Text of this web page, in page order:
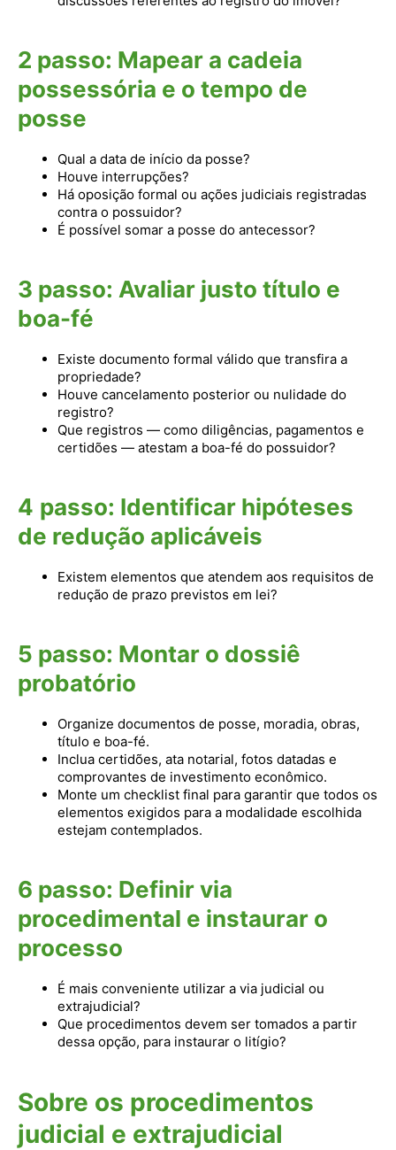
2 passo: Mapear a cadeia
possessória e o tempo de
posse
Qual a data de início da posse?
Houve interrupções?
Há oposição formal ou ações judiciais registradas
contra o possuidor?
É possível somar a posse do antecessor?
3 passo: Avaliar justo título e
boa-fé
Existe documento formal válido que transfira a
propriedade?
Houve cancelamento posterior ou nulidade do
registro?
Que registros — como diligências, pagamentos e
certidões — atestam a boa-fé do possuidor?
4 passo: Identificar hipóteses
de redução aplicáveis
Existem elementos que atendem aos requisitos de
redução de prazo previstos em lei?
5 passo: Montar o dossiê
probatório
Organize documentos de posse, moradia, obras,
título e boa-fé.
Inclua certidões, ata notarial, fotos datadas e
comprovantes de investimento econômico.
Monte um checklist final para garantir que todos os
elementos exigidos para a modalidade escolhida
estejam contemplados.
6 passo: Definir via
procedimental e instaurar o
processo
É mais conveniente utilizar a via judicial ou
extrajudicial?
Que procedimentos devem ser tomados a partir
dessa opção, para instaurar o litígio?
Sobre os procedimentos
judicial e extrajudicial